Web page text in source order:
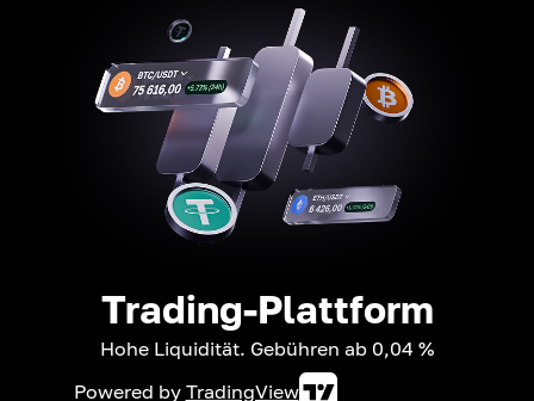
Trading-Plattform
Hohe Liquidität. Gebühren ab 0,04 %
Powered by TradingView